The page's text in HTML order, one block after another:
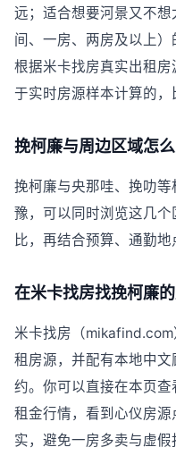
远；适合想要河景又不
间、一房、两房及以上
根据米卡找房真实出租
于实时房源样本计算的，
挽柯廉与周边区域怎
挽柯廉与央那哇、挽叻
豫，可以同时浏览这几
比，再结合预算、通勤地
在米卡找房找挽柯廉
米卡找房（
租房源，并配有本地中
约。你可以直接在本页
租金行情，看到心仪房
实，避免一房多卖与虚假